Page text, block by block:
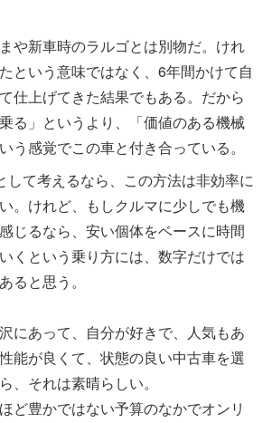
や新車時のラルゴとは別物だ。けれ
という意味ではなく、6年間かけて自
仕上げてきた結果でもある。だから
る」というより、「価値のある機械
う感覚でこの車と付き合っている。
して考えるなら、この方法は非効率に
。けれど、もしクルマに少しでも機
じるなら、安い個体をベースに時間
くという乗り方には、数字だけでは
ると思う。
にあって、自分が好きで、人気もあ
能が良くて、状態の良い中古車を選
、それは素晴らしい。
ど豊かではない予算のなかでオンリ